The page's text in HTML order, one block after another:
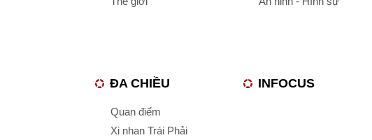
ĐA CHIỀU
Quan điểm
Xi nhan Trái Phải
INFOCUS